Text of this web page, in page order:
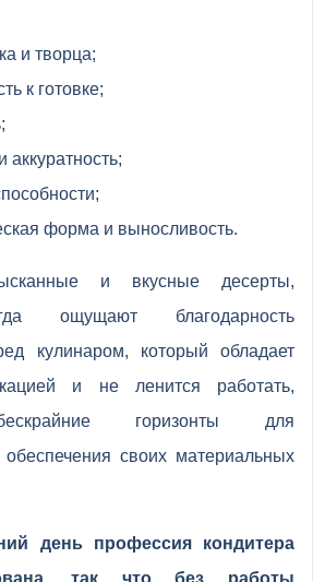
и творца;
к готовке;
аккуратность;
форма и выносливость.
и вкусные десерты,
ощущают благодарность
кулинаром, который обладает
и не ленится работать,
горизонты для
своих материальных
день профессия кондитера
так что без работы